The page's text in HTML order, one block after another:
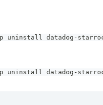
uninstall datadog-
uninstall datadog-